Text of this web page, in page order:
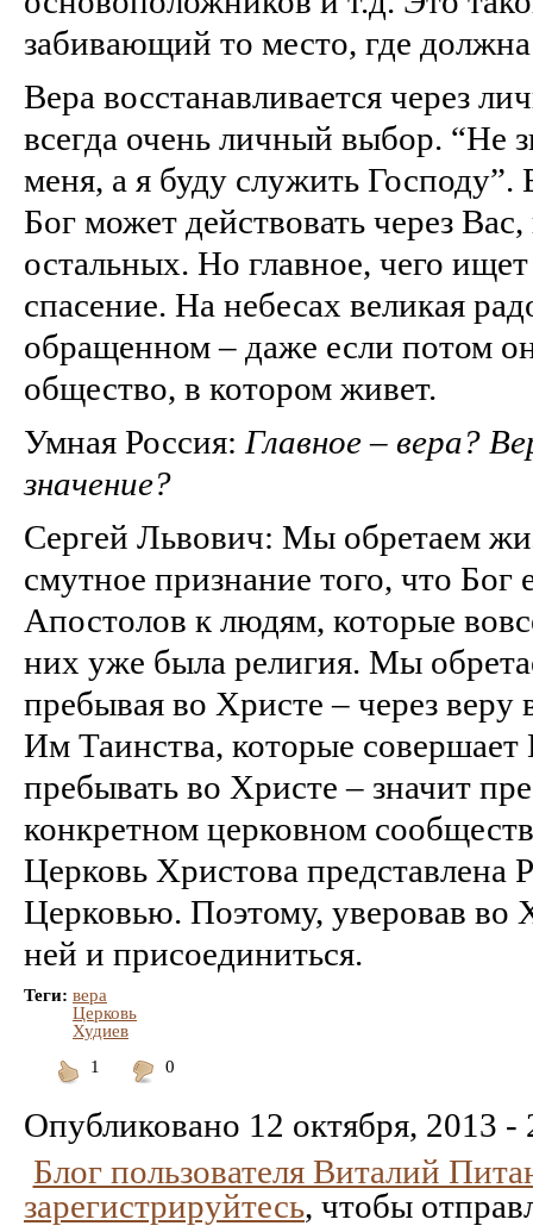
забивающий то место, где
Вера восстанавливается через
всегда очень личный выбор. “Не
меня, а я буду служить
Бог может действовать через
остальных. Но главное, чего
спасение. На небесах великая
обращенном – даже если потом
общество, в котором живет.
Умная Россия: Главное – вера?
значение?
Сергей Львович: Мы обретаем
смутное признание того, что Бог
Апостолов к людям, которые
них уже была религия. Мы
пребывая во Христе – через веру
Им Таинства, которые
пребывать во Христе – значит
конкретном церковном
Церковь Христова представлена
Церковью. Поэтому, уверовав во
ней и присоединиться.
Теги: вера
Церковь
Худиев
1
0
Опубликовано 12 октября, 2013 -
Блог пользователя Виталий
зарегистрируйтесь, чтобы